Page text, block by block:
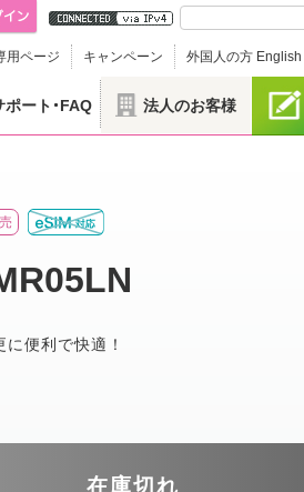
用ページ キャンペーン 外国人の方 English
ポート FAQ 法人のお客様
便利で快適！
在庫切れ